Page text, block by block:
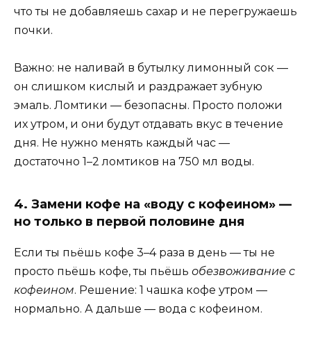
что ты не добавляешь сахар и не перегружаешь
почки.
Важно: не наливай в бутылку лимонный сок —
он слишком кислый и раздражает зубную
эмаль. Ломтики — безопасны. Просто положи
их утром, и они будут отдавать вкус в течение
дня. Не нужно менять каждый час —
достаточно 1–2 ломтиков на 750 мл воды.
4. Замени кофе на «воду с кофеином» —
но только в первой половине дня
Если ты пьёшь кофе 3–4 раза в день — ты не
просто пьёшь кофе, ты пьёшь обезвоживание с
кофеином. Решение: 1 чашка кофе утром —
нормально. А дальше — вода с кофеином.